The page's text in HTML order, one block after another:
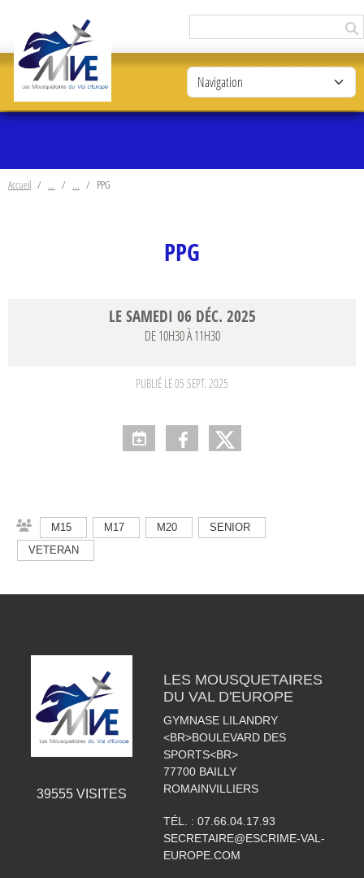
Accueil PPG
PPG
LESAMEDI 06 DÉC. 2025
DE 10H30 À 11H30
PUBLIÉ LE05 SEPT. 2025
M15 M17 M20
SENIOR
VETERAN
39555VISITES
LES MOUSQUETAIRES
DU VAL D'EUROPE
GYMNASE LILANDRY
<BR>BOULEVARD DES
SPORTS<BR>
77700 BAILLY
ROMAINVILLIERS
TÉL. : 07.66.04.17.93
SECRETAIRE@ESCRIME-VAL-
EUROPE.COM